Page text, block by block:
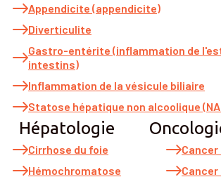
Appendicite (appendicite)
Diverticulite
Gastro-entérite (inflammation de
intestins)
Inflammation de la vésicule biliaire
Statose hépatique non alcoolique
Hépatologie
Cirrhose du foie
Hémochromatose
Cancer